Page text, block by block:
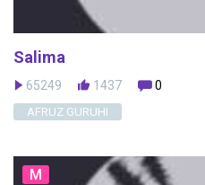
Salima
65249 1437 0
AFRUZ GURUHI
M